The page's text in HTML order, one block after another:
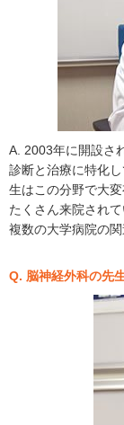
A. 2003年に開設さ
診断と治療に特化
生はこの分野で大
たくさん来院され
複数の大学病院の
Q. 脳神経外科の先